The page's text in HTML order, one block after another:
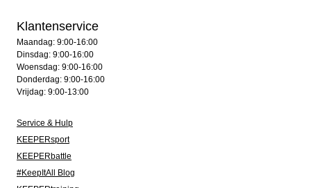
Klantenservice
Maandag: 9:00-16:00
Dinsdag: 9:00-16:00
Woensdag: 9:00-16:00
Donderdag: 9:00-16:00
Vrijdag: 9:00-13:00
Service & Hulp
KEEPERsport
KEEPERbattle
#KeepItAll Blog